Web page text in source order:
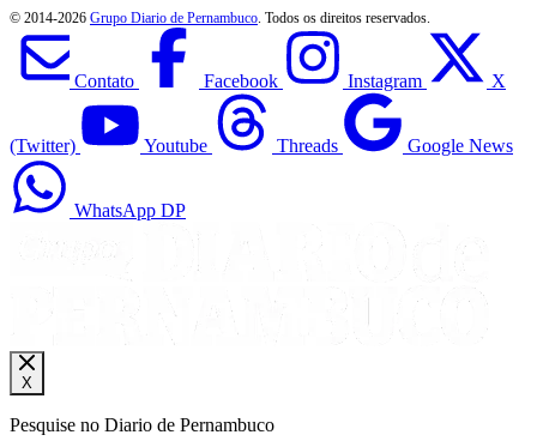
© 2014-2026 Grupo Diario de Pernambuco . Todos os direitos reservados.
Contato Facebook Instagram X
(Twitter) Youtube Threads Google News
WhatsApp DP
X
Pesquise no Diario de Pernambuco